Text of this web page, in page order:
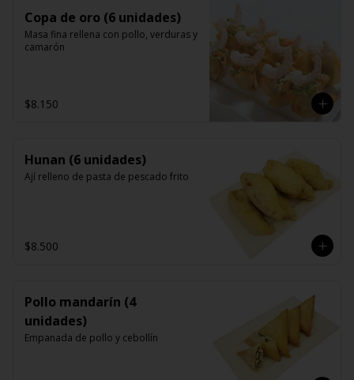
Copa de oro (6 unidades)
Masa fina rellena con pollo, verduras y
camarón
$8.150
Hunan (6 unidades)
Ají relleno de pasta de pescado frito
$8.500
Pollo mandarín (4
unidades)
Empanada de pollo y cebollín